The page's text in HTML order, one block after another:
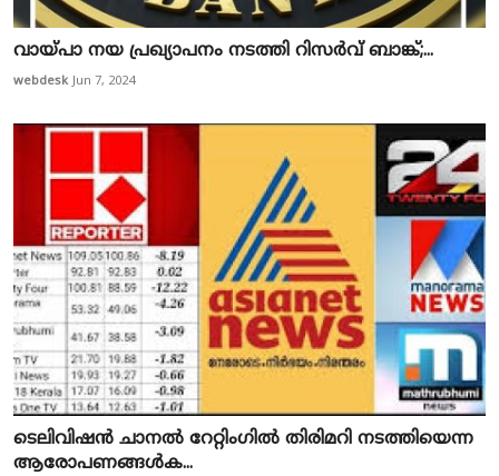
വാ​യ്പാ ന​യ പ്ര​ഖ്യാ​പ​നം ന​ട​ത്തി റി​സ​ര്‍​വ് ബാ​ങ്ക്;...
webdesk Jun 7, 2024
ടെലിവിഷൻ ചാനൽ റേറ്റിംഗിൽ തിരിമറി നടത്തിയെന്ന
ആരോപണങ്ങൾക...